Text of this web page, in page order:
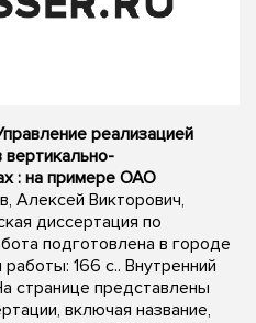
реализацией
вертикально-
: на примере ОАО
Алексей Викторович,
диссертация по
подготовлена в городе
166 с.. Внутренний
странице представлены
включая название,